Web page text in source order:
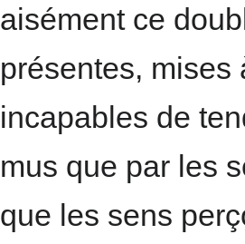
aisément ce
présentes, mises
incapables de
mus que par les
que les sens